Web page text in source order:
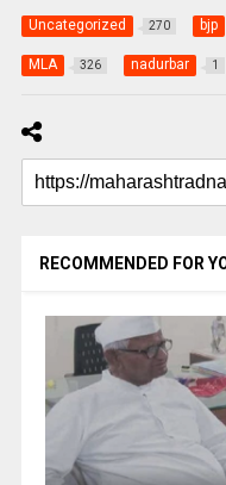
Uncategorized 270 bjp
MLA 326 nadurbar 1
RECOMMENDED FOR